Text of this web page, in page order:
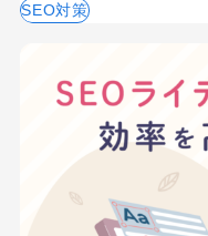
人
Googleアナ
SEO対策